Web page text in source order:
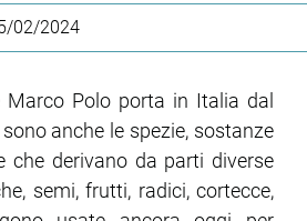
02/2024
Polo porta in Italia dal
anche le spezie, sostanze
che derivano da parti diverse
semi, frutti, radici, cortecce,